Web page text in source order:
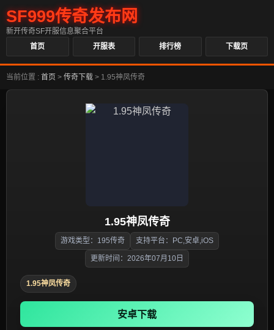
SF999传奇发布网
新开传奇SF开服信息聚合平台
首页
开服表 排行榜 下载页
当前位置 : 首页 > 传奇下载 > 1.95神凤传奇
1.95神凤传奇
游戏类型：195传奇 支持平台：PC,安卓,iOS
更新时间：2026年07月10日
1.95神凤传奇
安卓下载